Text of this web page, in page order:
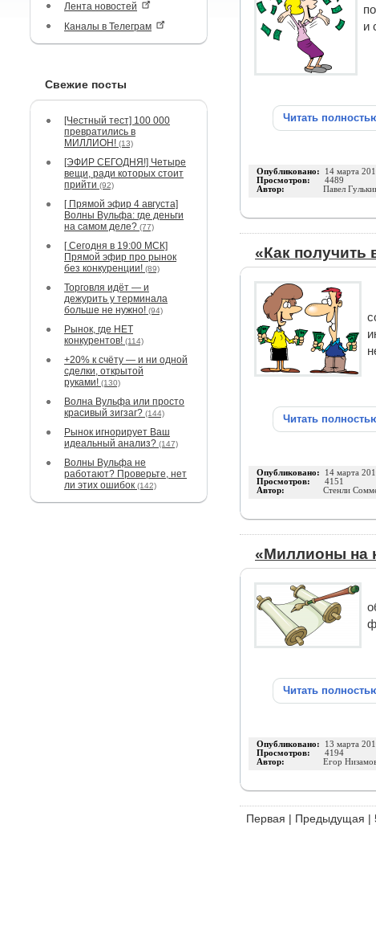
Лента новостей
Каналы в Телеграм
Свежие посты
[Честный тест] 100 000
превратились в
МИЛЛИОН! (13)
[ЭФИР СЕГОДНЯ!] Четыре
вещи, ради которых стоит
прийти (92)
[ Прямой эфир 4 августа]
Волны Вульфа: где деньги
на самом деле? (77)
[ Сегодня в 19:00 МСК]
Прямой эфир про рынок
без конкуренции! (89)
Торговля идёт — и
дежурить у терминала
больше не нужно! (94)
Рынок, где НЕТ
конкурентов! (114)
+20% к счёту — и ни одной
сделки, открытой
руками! (130)
Волна Вульфа или просто
красивый зигзаг? (144)
Рынок игнорирует Ваш
идеальный анализ? (147)
Волны Вульфа не
работают? Проверьте, нет
ли этих ошибок (142)
и
Читать
Опубликовано: 14 марта
Просмотров: 4489
Автор: Павел
«Как получить
Читать
Опубликовано: 14 марта
Просмотров: 4151
Автор: Стенли
«Миллионы на
Читать
Опубликовано: 13 марта
Просмотров: 4194
Автор: Егор
Первая | Предыдущая |